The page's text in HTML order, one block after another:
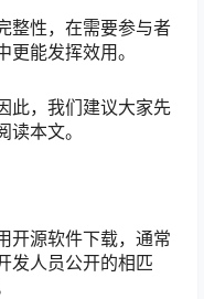
整性，在需要参与者
能发挥效用。
此，我们建议大家先
读本文。
开源软件下载，通常
发人员公开的相匹